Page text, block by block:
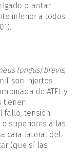
plantar
inferior a todos
longus/brevis,
son injertos
de ATFL y
tienen
fallo, tensión
superiores a las
cara lateral del
(que sí las